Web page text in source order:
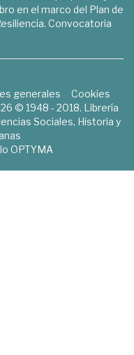
en el marco del Plan de
Convocatoria
generales
Cookies
© 1948 - 2018. Librería
Sociales, Historia y
OPTYMA